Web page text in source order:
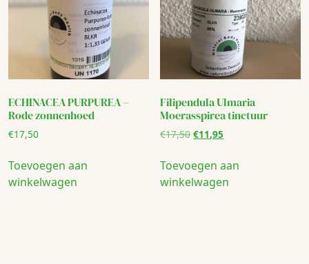
ECHINACEA PURPUREA –
Rode zonnenhoed
€17,50
Toevoegen aan
winkelwagen
Filipendula Ulmaria
Moerasspirea tinctuur
€17,50Oorspronkelijke
was:
€17,50.
€11,95Huidige
is:
Toevoegen aan
winkelwagen